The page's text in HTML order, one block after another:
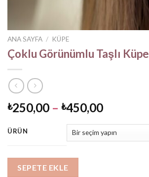
ANA SAYFA / KÜPE
Çoklu Görünümlu Taşlı Küpe
₺250,00 – ₺450,00Fiyat
₺250,00
-
ÜRÜN
SEPETE EKLE